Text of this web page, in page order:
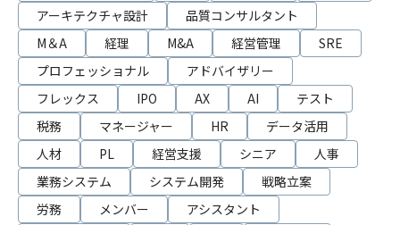
アーキテクチャ設計
品質コンサルタント
M＆A
経理 M&A 経営管理
SRE
プロフェッショナル
アドバイザリー
フレックス
IPO AX AI
テスト
税務
マネージャー HR
データ活用
人材
PL 経営支援 シニア
人事
業務システム
システム開発
戦略立案
労務
メンバー
アシスタント